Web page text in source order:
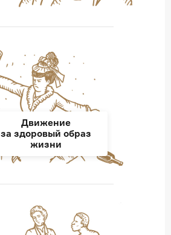
Движение
за здоровый образ
жизни